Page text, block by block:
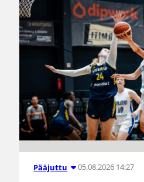
Pääjuttu 05.08.2026 14:27